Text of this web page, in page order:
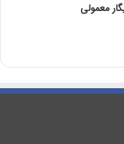
معمولی